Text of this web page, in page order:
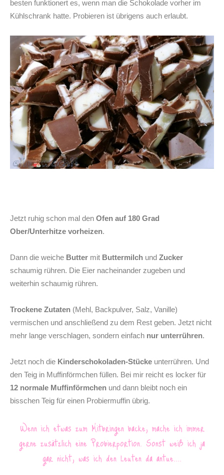
besten funktionert es, wenn man die Schokolade vorher im
Kühlschrank hatte. Probieren ist übrigens auch erlaubt.
Jetzt ruhig schon mal den Ofen auf 180 Grad
Ober/Unterhitze vorheizen.
Dann die weiche Butter mit Buttermilch und Zucker
schaumig rühren. Die Eier nacheinander zugeben und
weiterhin schaumig rühren.
Trockene Zutaten (Mehl, Backpulver, Salz, Vanille)
vermischen und anschließend zu dem Rest geben. Jetzt nicht
mehr lange verschlagen, sondern einfach nur unterrühren.
Jetzt noch die Kinderschokoladen-Stücke unterrühren. Und
den Teig in Muffinförmchen füllen. Bei mir reicht es locker für
12 normale Muffinförmchen und dann bleibt noch ein
bisschen Teig für einen Probiermuffin übrig.
Wenn ich etwas zum Mitbringen backe, mache ich immer
gerne zusätzlich eine Probierportion. Sonst weiß ich ja
gar nicht, was ich den Leuten da antue….